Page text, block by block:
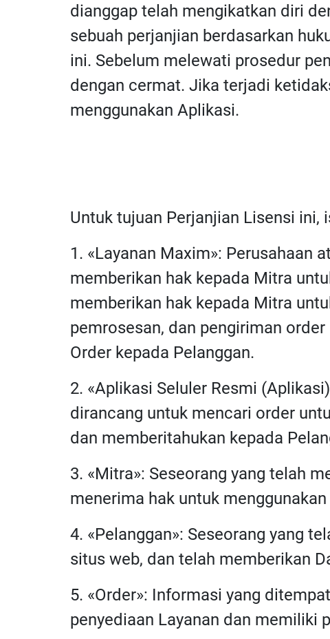
dianggap telah mengikatkan diri
sebuah perjanjian berdasarkan
ini. Sebelum melewati prosedur
dengan cermat. Jika terjadi
menggunakan Aplikasi.
Untuk tujuan Perjanjian Lisensi
1. «Layanan Maxim»: Perusahaan
memberikan hak kepada Mitra
memberikan hak kepada Mitra
pemrosesan, dan pengiriman
Order kepada Pelanggan.
2. «Aplikasi Seluler Resmi
dirancang untuk mencari order
dan memberitahukan kepada
3. «Mitra»: Seseorang yang telah
menerima hak untuk
4. «Pelanggan»: Seseorang yang
situs web, dan telah memberikan
5. «Order»: Informasi yang
penyediaan Layanan dan memiliki